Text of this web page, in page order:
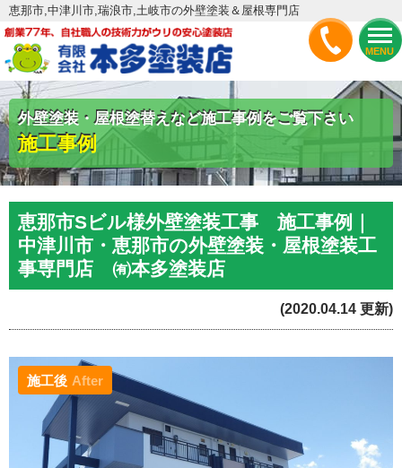
MENU
恵那市,中津川市,瑞浪市,土岐市の外壁塗装＆屋根専門店
外壁塗装・屋根塗替えなど施工事例をご覧下さい
施工事例
恵那市Sビル様外壁塗装工事 施工事例｜
中津川市・恵那市の外壁塗装・屋根塗装工
事専門店 ㈲本多塗装店
(2020.04.14 更新)
施工後 After